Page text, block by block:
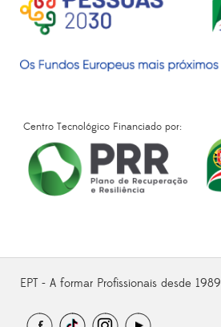
Centro Tecnológico Financiado por:
EPT - A formar Profissionais desde 1989